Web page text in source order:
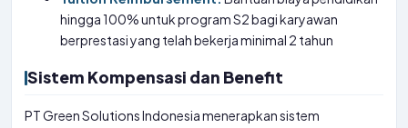
hingga 100% untuk program S2 bagi karyawan
berprestasi yang telah bekerja minimal 2 tahun
Sistem Kompensasi dan Benefit
PT Green Solutions Indonesia menerapkan sistem